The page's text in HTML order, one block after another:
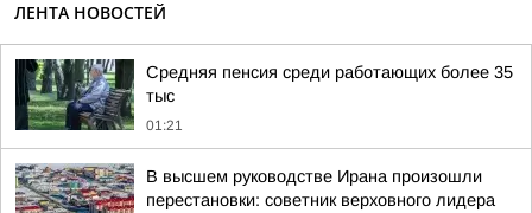
ЛЕНТА НОВОСТЕЙ
Средняя пенсия среди работающих более 35
тыс
01:21
В высшем руководстве Ирана произошли
перестановки: советник верховного лидера